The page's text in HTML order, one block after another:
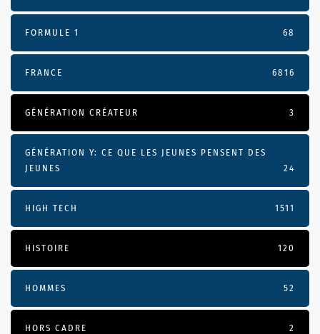
FORMULE 1 68
FRANCE 6816
GÉNÉRATION CRÉATEUR 3
GÉNÉRATION Y: CE QUE LES JEUNES PENSENT DES
JEUNES
24
HIGH TECH 1511
HISTOIRE 120
HOMMES 52
HORS CADRE 2